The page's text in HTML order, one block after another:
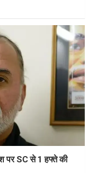
पर SC से 1 हफ्ते की